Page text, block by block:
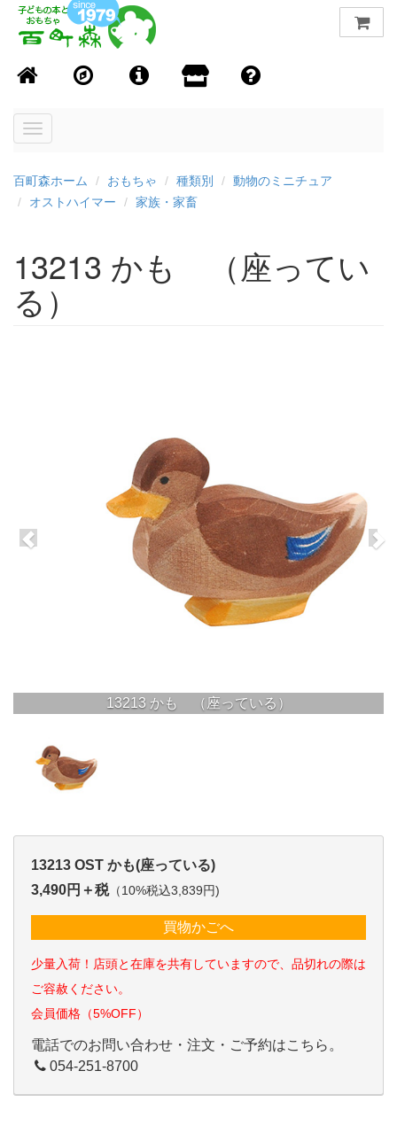
Toggle
百町森ホーム おもちゃ 種類別
動物のミニチュア
オストハイマー
家族・家畜
13213 かも （座ってい
る）
13213 かも （座っている）
13213 OST かも(座っている)
3,490円＋税（10%税込3,839円)
買物かごへ
少量入荷！店頭と在庫を共有していますので、品切れの際は
ご容赦ください。
会員価格（5%OFF）
電話でのお問い合わせ・注文・ご予約はこちら。
054-251-8700